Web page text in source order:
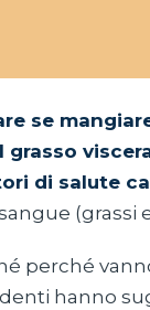
se
di salute
(grassi
perché
hanno